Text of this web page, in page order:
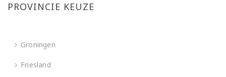
PROVINCIE KEUZE
Groningen
Friesland